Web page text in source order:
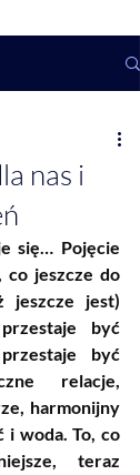
nas i
się… Pojęcie
co jeszcze do
jeszcze jest)
być
być
relacje,
harmonijny
i woda. To, co
teraz